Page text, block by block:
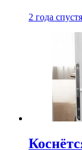
2 года спустя